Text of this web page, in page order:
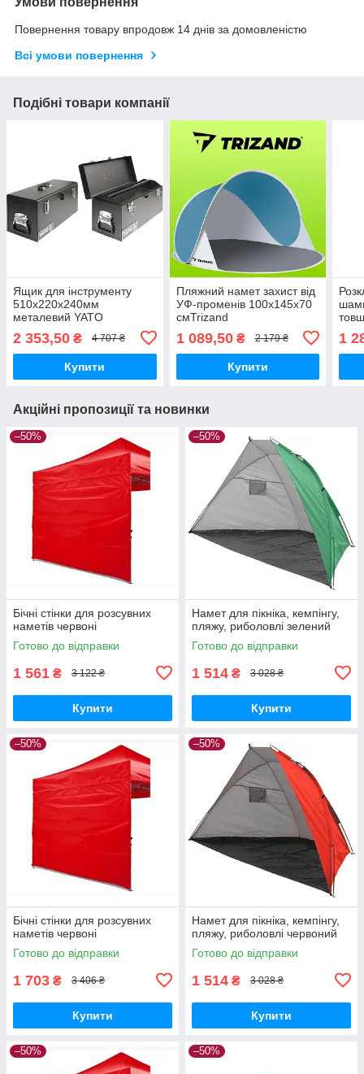
Повернення товару впродовж 14 днів за домовленістю
Всі умови повернення
Подібні товари компанії
Ящик для інструменту
510х220х240мм
металевий YATO
2 353,50 ₴ 4 707 ₴
Купити
Пляжний намет захист від
УФ-променів 100х145х70
смTrizand
1 089,50₴ 2 179 ₴
Купити
мм
1
Акційні пропозиції та новинки
–50%
Бічні стінки для розсувних
наметів червоні
Готово до відправки
1 561 ₴ 3 122 ₴
Купити
–50%
Намет для пікніка, кемпінгу,
пляжу, риболовлі зелений
Готово до відправки
1 514 ₴ 3 028 ₴
Купити
–50%
Бічні стінки для розсувних
наметів червоні
Готово до відправки
1 703 ₴ 3 406 ₴
Купити
–50%
Намет для пікніка, кемпінгу,
пляжу, риболовлі червоний
Готово до відправки
1 514 ₴ 3 028 ₴
Купити
–50% –50%